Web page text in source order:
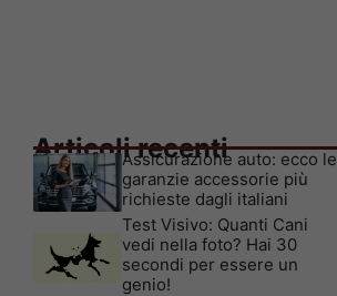
Articoli recenti
Assicurazione auto: ecco le
garanzie accessorie più
richieste dagli italiani
Test Visivo: Quanti Cani
vedi nella foto? Hai 30
secondi per essere un
genio!